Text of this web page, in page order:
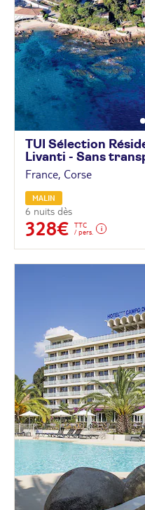
TUI Sélection
Livanti - Sans
France, Corse
MALIN
6 nuits dès
328€
TTC
/ pers.